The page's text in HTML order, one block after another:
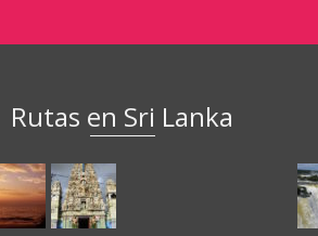
Rutas en Sri Lanka